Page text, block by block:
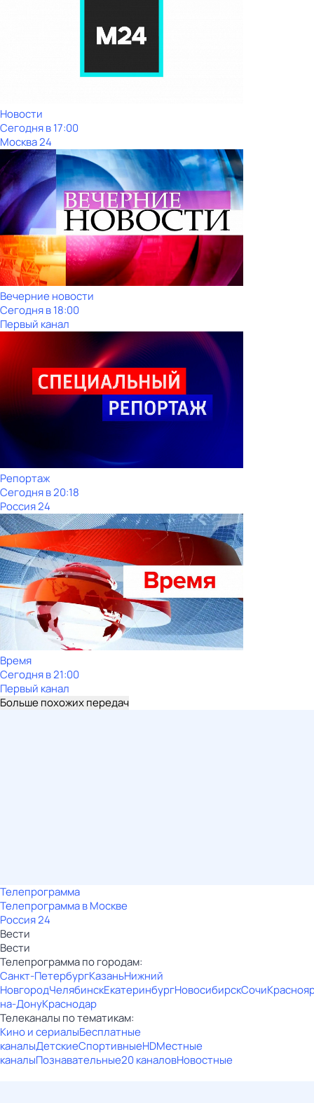
Новости
Сегодня в 17:00
Москва 24
Вечерние новости
Сегодня в 18:00
Первый канал
Репортаж
Сегодня в 20:18
Россия 24
Время
Сегодня в 21:00
Первый канал
Больше похожих передач
Телепрограмма
Телепрограмма в Москве
Россия 24
Вести
Вести
Телепрограмма по городам:
Санкт-ПетербургКазаньНижний
НовгородЧелябинскЕкатеринбургНовосибирскСочи
на-ДонуКраснодар
Телеканалы по тематикам:
Кино и сериалыБесплатные
каналыДетскиеСпортивныеHDМестные
каналыПознавательные20 каналовНовостные